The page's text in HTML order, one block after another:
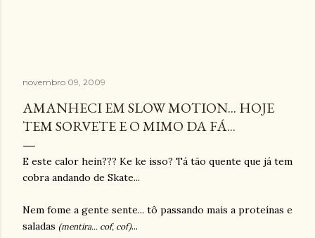
novembro 09, 2009
AMANHECI EM SLOW MOTION... HOJE
TEM SORVETE E O MIMO DA FÁ...
E este calor hein??? Ke ke isso? Tá tão quente que já tem
cobra andando de Skate...
Nem fome a gente sente... tô passando mais a proteínas e
saladas (mentira... cof, cof)...